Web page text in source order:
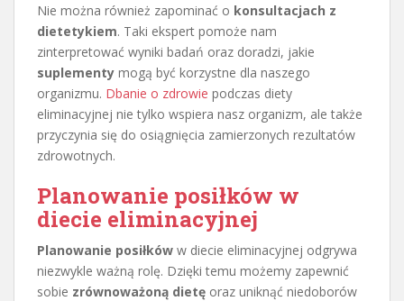
Nie można również zapominać o konsultacjach z
dietetykiem. Taki ekspert pomoże nam
zinterpretować wyniki badań oraz doradzi, jakie
suplementy mogą być korzystne dla naszego
organizmu. Dbanie o zdrowie podczas diety
eliminacyjnej nie tylko wspiera nasz organizm, ale także
przyczynia się do osiągnięcia zamierzonych rezultatów
zdrowotnych.
Planowanie posiłków w
diecie eliminacyjnej
Planowanie posiłków w diecie eliminacyjnej odgrywa
niezwykle ważną rolę. Dzięki temu możemy zapewnić
sobie zrównoważoną dietę oraz uniknąć niedoborów